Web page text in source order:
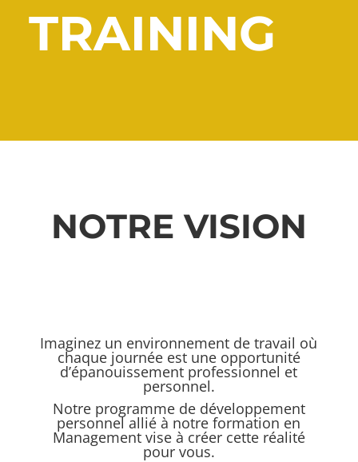
TRAINING
NOTRE VISION
Imaginez un environnement de travail où
chaque journée est une opportunité
d’épanouissement professionnel et
personnel.
Notre programme de développement
personnel allié à notre formation en
Management vise à créer cette réalité
pour vous.